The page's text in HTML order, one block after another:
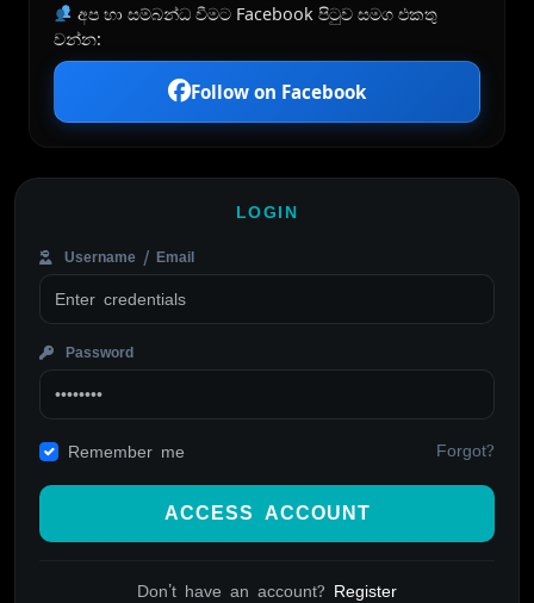
අප හා සම්බන්ධ වීමට Facebook පිටුව සමග එකතු
වන්න:
Follow on Facebook
LOGIN
Username / Email
Password
Remember me Forgot?
ACCESS ACCOUNT
Don't have an account? Register